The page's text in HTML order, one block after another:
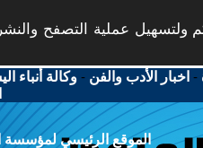
ولتسهيل عملية التصفح
- اخبار الأدب والفن -وكالة أنباء
الموقع الرئيسي لمؤسسة